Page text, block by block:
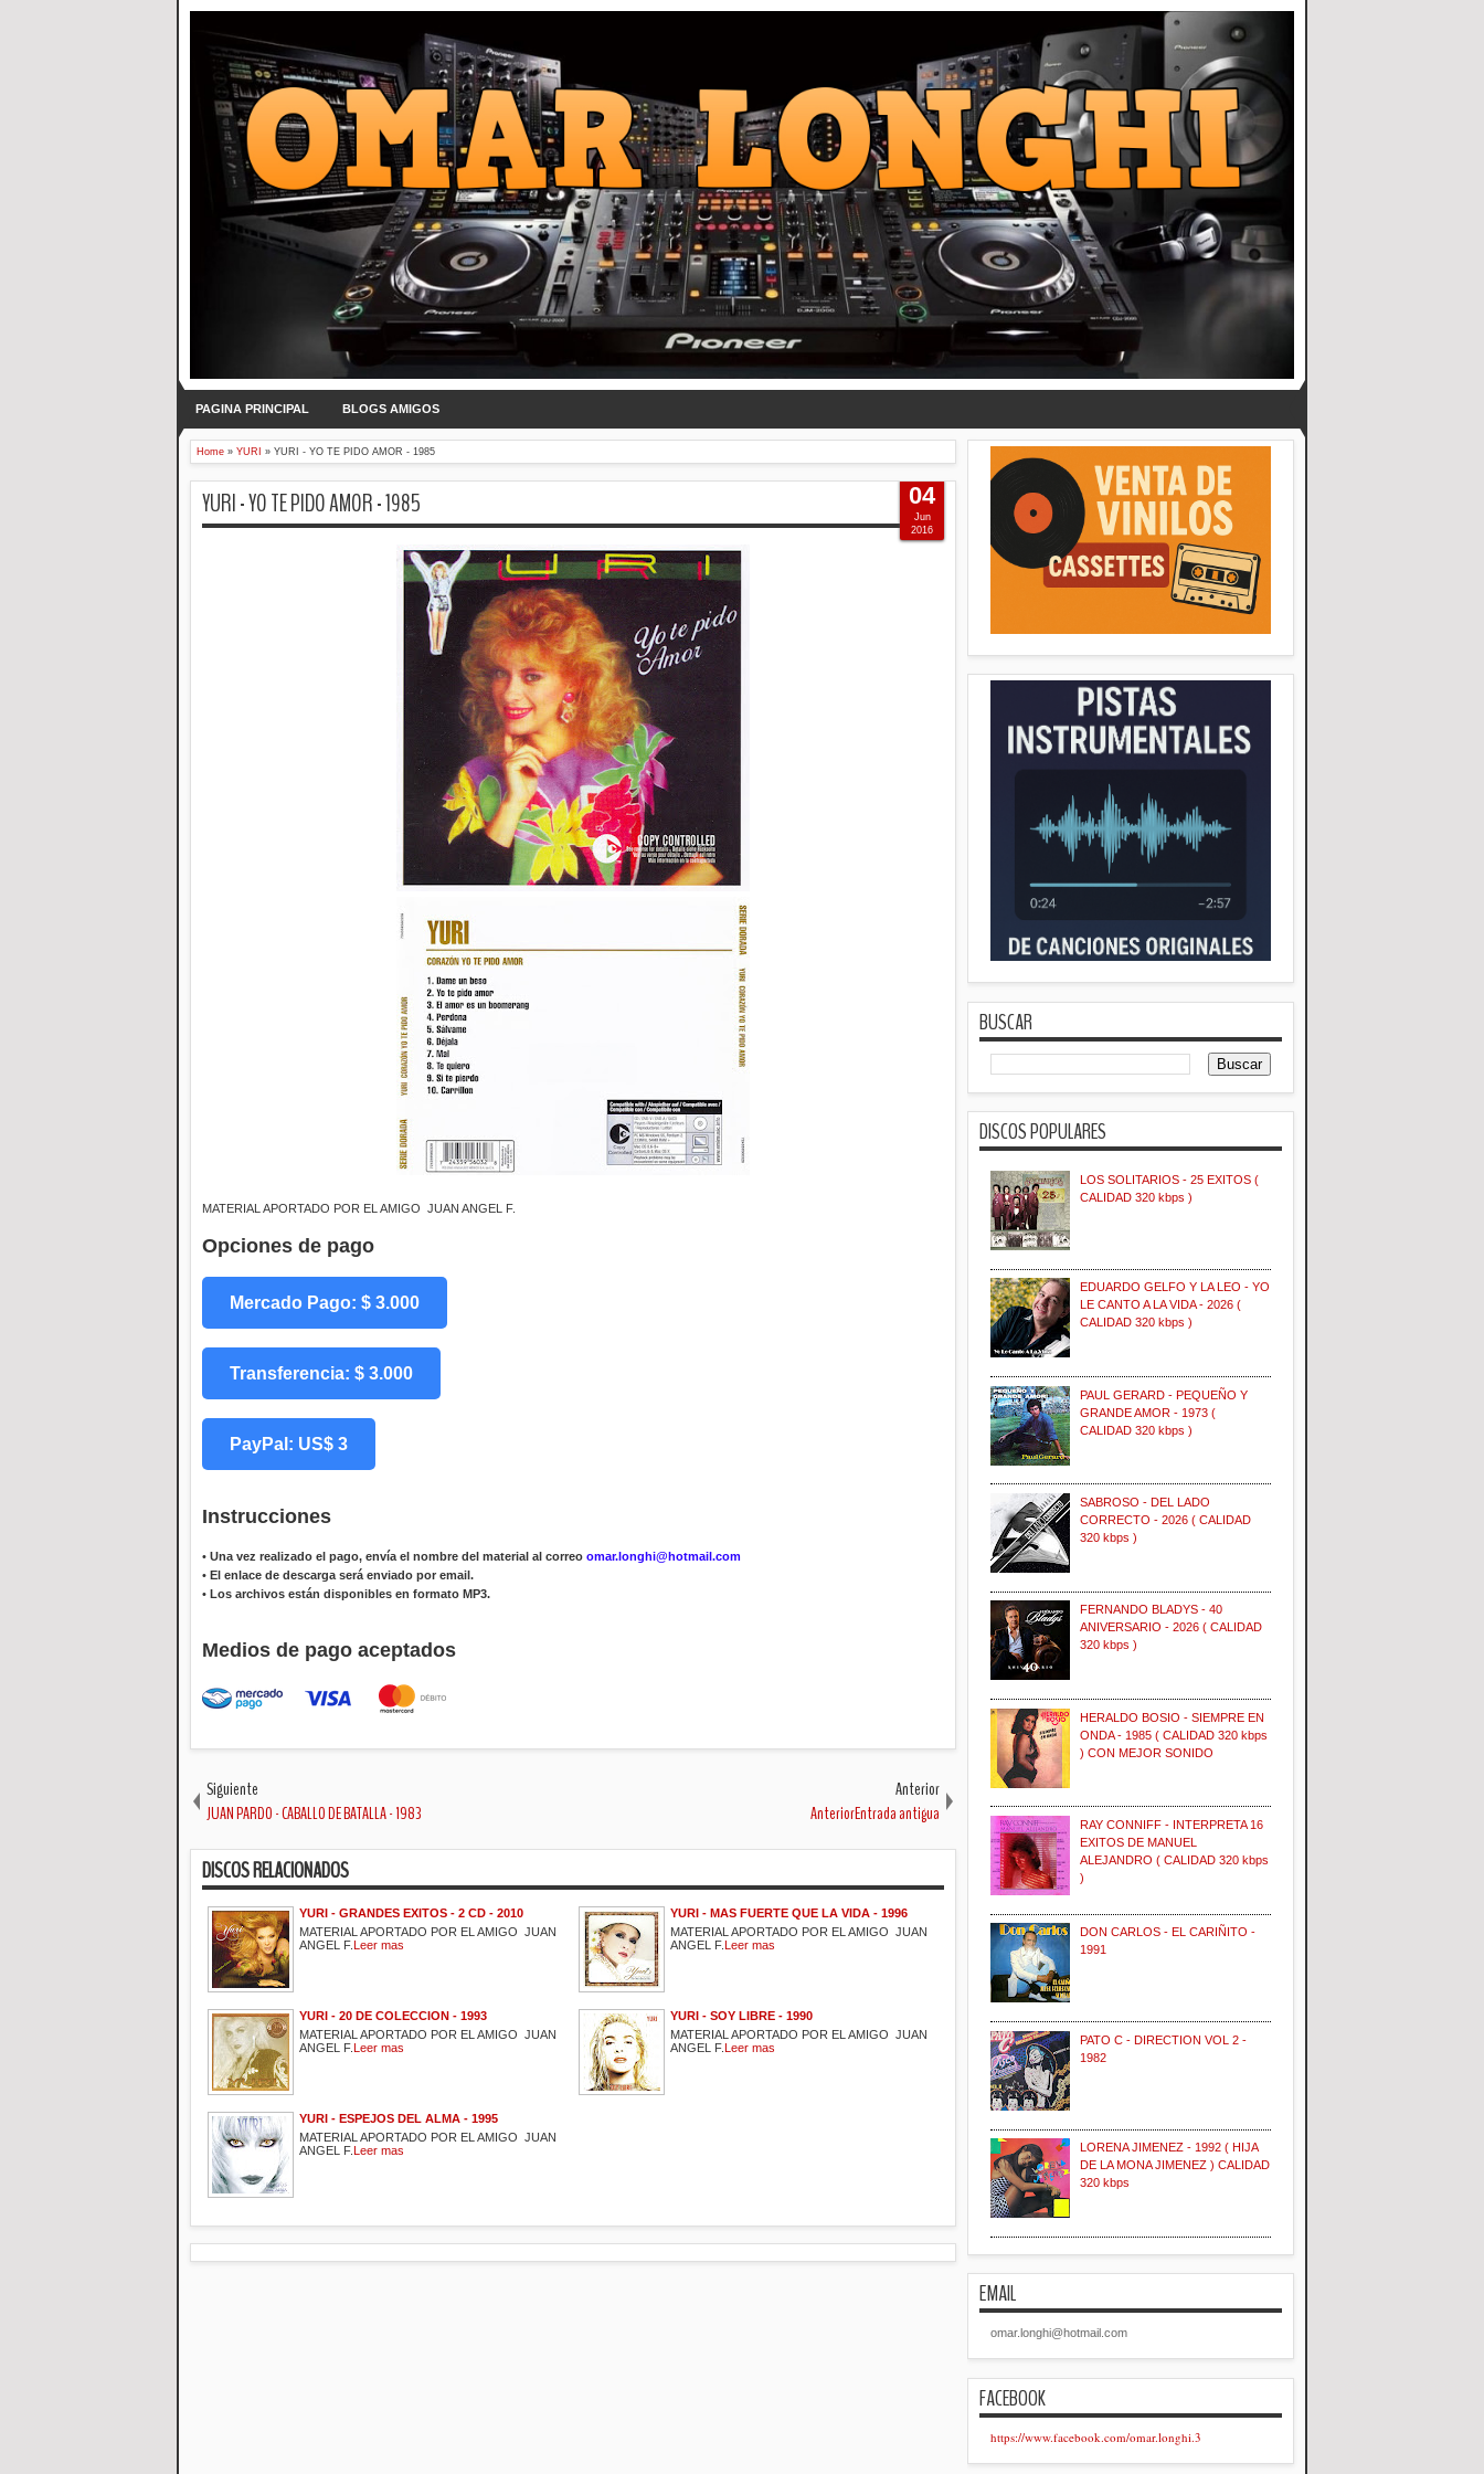
PAGINA PRINCIPAL BLOGS AMIGOS
Home » YURI » YURI - YO TE PIDO AMOR - 1985
YURI - YO TE PIDO AMOR - 1985
MATERIAL APORTADO POR EL AMIGO JUAN ANGEL F.
Opciones de pago
Mercado Pago: $ 3.000
Transferencia: $ 3.000
PayPal: US$ 3
Instrucciones
• Una vez realizado el pago, envía el nombre del material al correo omar.longhi@hotmail.com
• El enlace de descarga será enviado por email.
• Los archivos están disponibles en formato MP3.
Medios de pago aceptados
04
Jun
2016
Siguiente
JUAN PARDO - CABALLO DE BATALLA - 1983
Anterior
AnteriorEntrada antigua
DISCOS RELACIONADOS
YURI - GRANDES EXITOS - 2 CD - 2010
MATERIAL APORTADO POR EL AMIGO JUAN
ANGEL F.Leer mas
YURI - MAS FUERTE QUE LA VIDA - 1996
MATERIAL APORTADO POR EL AMIGO JUAN
ANGEL F.Leer mas
YURI - 20 DE COLECCION - 1993
MATERIAL APORTADO POR EL AMIGO JUAN
ANGEL F.Leer mas
YURI - SOY LIBRE - 1990
MATERIAL APORTADO POR EL AMIGO JUAN
ANGEL F.Leer mas
YURI - ESPEJOS DEL ALMA - 1995
MATERIAL APORTADO POR EL AMIGO JUAN
ANGEL F.Leer mas
BUSCAR
DISCOS POPULARES
LOS SOLITARIOS - 25 EXITOS (
CALIDAD 320 kbps )
EDUARDO GELFO Y LA LEO - YO
LE CANTO A LA VIDA - 2026 (
CALIDAD 320 kbps )
PAUL GERARD - PEQUEÑO Y
GRANDE AMOR - 1973 (
CALIDAD 320 kbps )
SABROSO - DEL LADO
CORRECTO - 2026 ( CALIDAD
320 kbps )
FERNANDO BLADYS - 40
ANIVERSARIO - 2026 ( CALIDAD
320 kbps )
HERALDO BOSIO - SIEMPRE EN
ONDA - 1985 ( CALIDAD 320 kbps
) CON MEJOR SONIDO
RAY CONNIFF - INTERPRETA 16
EXITOS DE MANUEL
ALEJANDRO ( CALIDAD 320 kbps
)
DON CARLOS - EL CARIÑITO -
1991
PATO C - DIRECTION VOL 2 -
1982
LORENA JIMENEZ - 1992 ( HIJA
DE LA MONA JIMENEZ ) CALIDAD
320 kbps
EMAIL
omar.longhi@hotmail.com
FACEBOOK
https://www.facebook.com/omar.longhi.3